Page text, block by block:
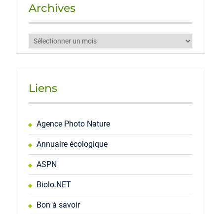
Archives
Archives
Liens
Agence Photo Nature
Annuaire écologique
ASPN
Biolo.NET
Bon à savoir